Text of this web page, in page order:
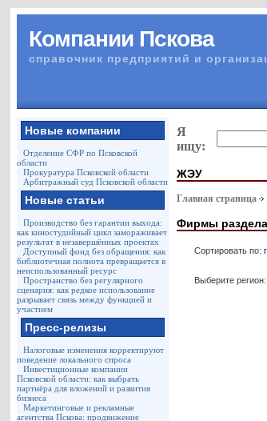
Компании Пскова
справочник предприятий и
Новые компании
Отделение СФР по Псковской
области
Прокуратура Псковской области
Арбитражный суд Псковской области
Новые статьи
Производство без гарантии выхода:
как киностудийный цикл замораживает
результат в незавершённых проектах
Доступный фонд без обращения: как
библиотечная полнота превращается в
неиспользованный ресурс
Пространство без регулярного
сценария: как редкое использование
разрывает связь между функцией и
участием
Пресс-релизы
Налоговые изменения корректируют
поведение локального спроса
Инвестиционные компании
Псковской области: как выбрать
партнёра для вложений и развития
бизнеса
Маркетинговые и рекламные
агентства Пскова: продвижение
Я
ищу:
ЖЭУ
Главная страница
Фирмы раздела
Сортировать по:
Выберите регион: